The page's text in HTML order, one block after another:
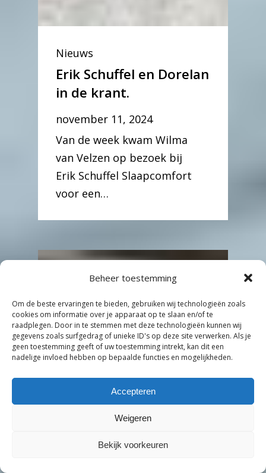
Beheer toestemming
Om de beste ervaringen te bieden, gebruiken wij technologieën zoals
cookies om informatie over je apparaat op te slaan en/of te
raadplegen. Door in te stemmen met deze technologieën kunnen wij
gegevens zoals surfgedrag of unieke ID's op deze site verwerken. Als je
geen toestemming geeft of uw toestemming intrekt, kan dit een
nadelige invloed hebben op bepaalde functies en mogelijkheden.
Accepteren
Weigeren
Bekijk voorkeuren
Subtotaal: €0,00
Nieuws
Erik Schuffel en Dorelan
in de krant.
november 11, 2024
Van de week kwam Wilma
van Velzen op bezoek bij
Erik Schuffel Slaapcomfort
voor een…